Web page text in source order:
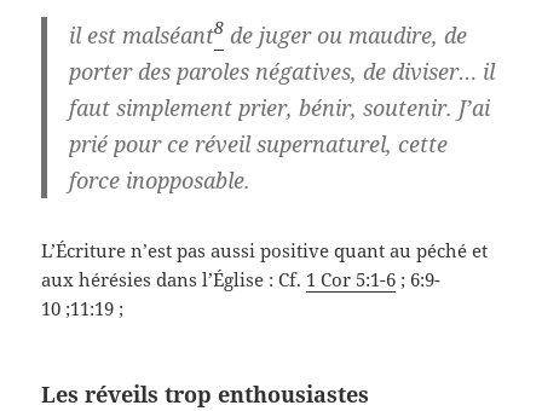
il est malséant8de juger ou maudire, de
porter des paroles négatives, de diviser… il
faut simplement prier, bénir, soutenir. J’ai
prié pour ce réveil supernaturel, cette
force inopposable.
L’Écriture n’est pas aussi positive quant au péché et
aux hérésies dans l’Église : Cf. 1 Cor 5:1-6 ; 6:9-
10 ;11:19 ;
Les réveils trop enthousiastes